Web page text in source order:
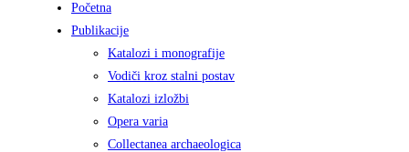
Početna
Publikacije
Katalozi i monografije
Vodiči kroz stalni postav
Katalozi izložbi
Opera varia
Collectanea archaeologica